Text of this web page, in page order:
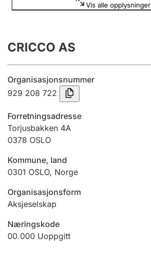
Årsregnskap
Innsending og forsinkelsesgebyr
Jeger
Ektepaktveileder
Offentlig sektor
Vis alle opplysninger
CRICCO AS
Organisasjonsnummer
929 208 722
Forretningsadresse
Torjusbakken 4A
0378 OSLO
Kommune, land
0301 OSLO, Norge
Organisasjonsform
Aksjeselskap
Næringskode
00.000 Uoppgitt